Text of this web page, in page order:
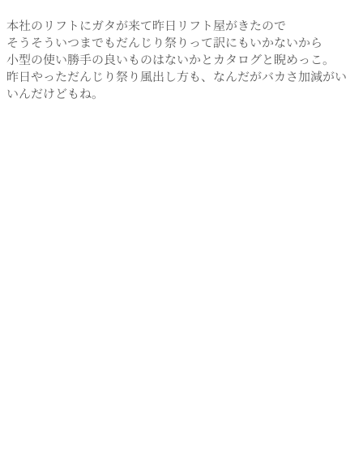
本社のリフトにガタが来て昨日リフト屋がきたので
そうそういつまでもだんじり祭りって訳にもいかないから
小型の使い勝手の良いものはないかとカタログと睨めっこ。
昨日やっただんじり祭り風出し方も、なんだがバカさ加減がい
いんだけどもね。